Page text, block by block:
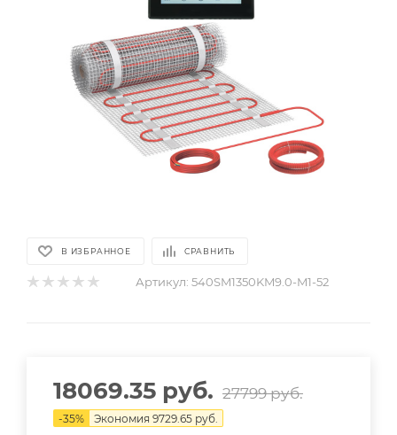
В ИЗБРАННОЕ СРАВНИТЬ
Артикул: 540SM1350KM9.0-M1-52
18069.35 руб. 27799руб.
-35% Экономия 9729.65 руб.